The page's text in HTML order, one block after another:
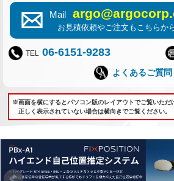
Mail
お見積依頼やご注文もこちらか
TEL 06-6151-9283
よくあるご質問
※画面を横にするとパソコン版のレイアウトでご覧いただ
正しく表示されていない場合は横向きでご覧ください。